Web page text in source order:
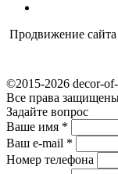
Продвижение
©2015-2026 decor-
Все права
Задайте вопрос
Ваше имя *
Ваш e-mail *
Номер телефона